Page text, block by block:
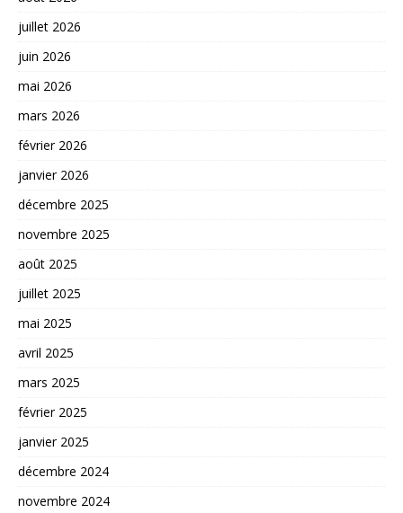
juillet 2026
juin 2026
mai 2026
mars 2026
février 2026
janvier 2026
décembre 2025
novembre 2025
août 2025
juillet 2025
mai 2025
avril 2025
mars 2025
février 2025
janvier 2025
décembre 2024
novembre 2024